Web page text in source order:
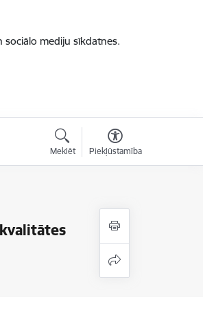
mediju sīkdatnes.
Meklēt Piekļūstamība